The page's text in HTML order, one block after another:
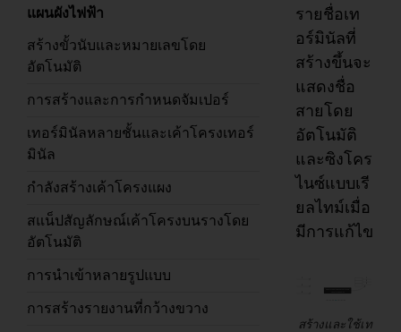
แผนผังไฟฟ้า
สร้างขั้วนับและหมายเลขโดย
อัตโนมัติ
การสร้างและการกำหนดจัมเปอร์
เทอร์มินัลหลายชั้นและเค้าโครงเทอร์
มินัล
กำลังสร้างเค้าโครงแผง
สแน็ปสัญลักษณ์เค้าโครงบนรางโดย
อัตโนมัติ
การนำเข้าหลายรูปแบบ
การสร้างรายงานที่กว้างขวาง
รายชื่อเท
อร์มินัลที่
สร้างขึ้นจะ
แสดงชื่อ
สายโดย
อัตโนมัติ
และซิงโคร
ไนซ์แบบเรี
ยลไทม์เมื่อ
มีการแก้ไข
สร้างและใช้เท